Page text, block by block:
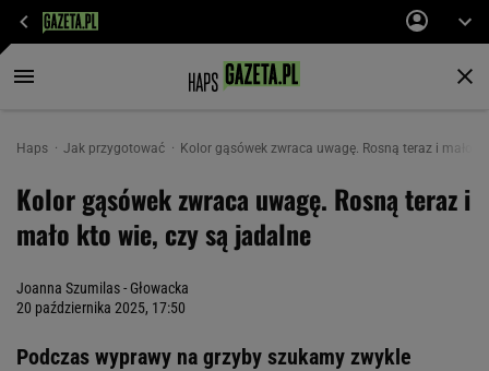
Haps Jak przygotować Kolor gąsówek zwraca uwagę. Rosną teraz i mało
Kolor gąsówek zwraca uwagę. Rosną teraz i
mało kto wie, czy są jadalne
Joanna Szumilas - Głowacka
20 października 2025, 17:50
Podczas wyprawy na grzyby szukamy zwykle